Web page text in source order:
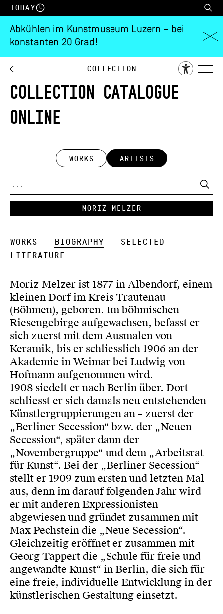
Today
Abkühlen im Kunstmuseum Luzern – bei
konstanten 20 Grad!
Collection
COLLECTION CATALOGUE
ONLINE
WORKS ARTISTS
Moriz Melzer
Works Biography
Selected
Literature
Moriz Melzer ist 1877 in Albendorf, einem
kleinen Dorf im Kreis Trautenau
(Böhmen), geboren. Im böhmischen
Riesengebirge aufgewachsen, befasst er
sich zuerst mit dem Ausmalen von
Keramik, bis er schliesslich 1906 an der
Akademie in Weimar bei Ludwig von
Hofmann aufgenommen wird.
1908 siedelt er nach Berlin über. Dort
schliesst er sich damals neu entstehenden
Künstlergruppierungen an – zuerst der
„Berliner Secession“ bzw. der „Neuen
Secession“, später dann der
„Novembergruppe“ und dem „Arbeitsrat
für Kunst“. Bei der „Berliner Secession“
stellt er 1909 zum ersten und letzten Mal
aus, denn im darauf folgenden Jahr wird
er mit anderen Expressionisten
abgewiesen und gründet zusammen mit
Max Pechstein die „Neue Secession“.
Gleichzeitig eröffnet er zusammen mit
Georg Tappert die „Schule für freie und
angewandte Kunst“ in Berlin, die sich für
eine freie, individuelle Entwicklung in der
künstlerischen Gestaltung einsetzt.